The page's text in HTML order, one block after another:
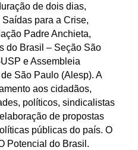
de dois dias,
para a Crise,
Padre Anchieta,
do Brasil – Seção São
e Assembleia
São Paulo (Alesp). A
aos cidadãos,
políticos, sindicalistas
de propostas
públicas do país. O
Potencial do Brasil.